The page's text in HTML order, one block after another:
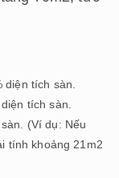
tích sàn.
tích sàn.
(Ví dụ: Nếu
tính khoảng 21m2